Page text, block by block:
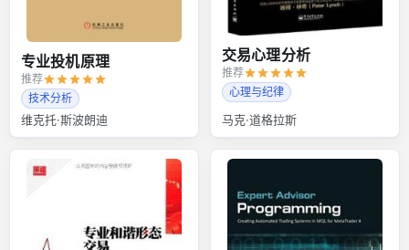
专业投机原理
推荐
技术分析
维克托·斯波朗迪
交易心理分析
推荐
心理与纪律
马克·道格拉斯